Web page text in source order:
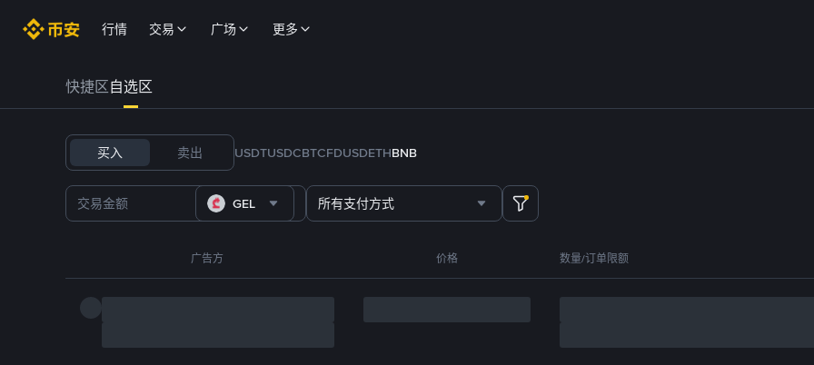
行情 交易 广场 更多
快捷区自选区
买入 卖出 USDTUSDCBTCFDUSDETHBNB
GEL 所有支付方式
广告方 价格 数量/订单限额